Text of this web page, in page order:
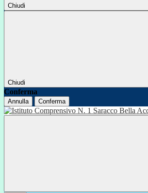
Chiudi
Chiudi
Conferma
Annulla Conferma